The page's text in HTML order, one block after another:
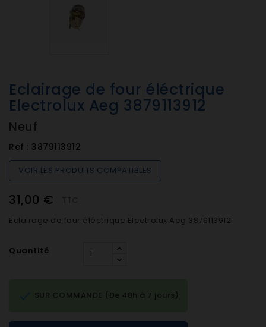
Eclairage de four éléctrique
Electrolux Aeg 3879113912
Neuf
Ref : 3879113912
VOIR LES PRODUITS COMPATIBLES
31,00 €
Eclairage de four éléctrique Electrolux Aeg 3879113912
Quantité
SUR COMMANDE (De 48h à 7 jours)